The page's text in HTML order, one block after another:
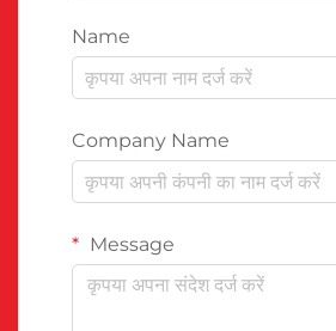
Name
Company Name
Message